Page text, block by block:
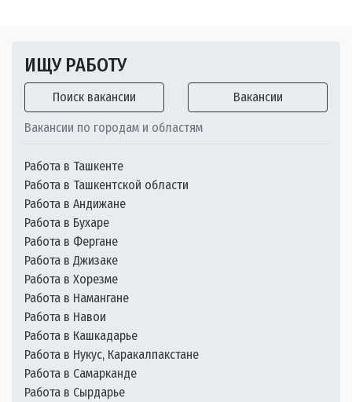
ИЩУ РАБОТУ
Поиск вакансии Вакансии
Вакансии по городам и областям
Работа в Ташкенте
Работа в Ташкентской области
Работа в Андижане
Работа в Бухаре
Работа в Фергане
Работа в Джизаке
Работа в Хорезме
Работа в Намангане
Работа в Навои
Работа в Кашкадарье
Работа в Нукус, Каракалпакстане
Работа в Самарканде
Работа в Сырдарье